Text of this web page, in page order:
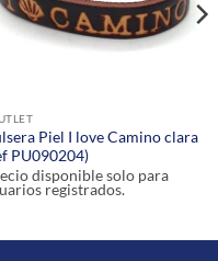
Piel I love Camino clara
PU090204)
disponible solo para
registrados.